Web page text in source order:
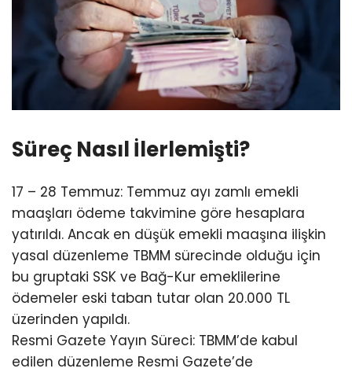
Süreç Nasıl İlerlemişti?
17 – 28 Temmuz: Temmuz ayı zamlı emekli
maaşları ödeme takvimine göre hesaplara
yatırıldı. Ancak en düşük emekli maaşına ilişkin
yasal düzenleme TBMM sürecinde olduğu için
bu gruptaki SSK ve Bağ-Kur emeklilerine
ödemeler eski taban tutar olan 20.000 TL
üzerinden yapıldı.
Resmi Gazete Yayın Süreci: TBMM’de kabul
edilen düzenleme Resmi Gazete’de